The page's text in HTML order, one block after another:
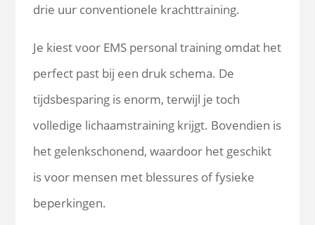
drie uur conventionele krachttraining.
Je kiest voor EMS personal training omdat het
perfect past bij een druk schema. De
tijdsbesparing is enorm, terwijl je toch
volledige lichaamstraining krijgt. Bovendien is
het gelenkschonend, waardoor het geschikt
is voor mensen met blessures of fysieke
beperkingen.